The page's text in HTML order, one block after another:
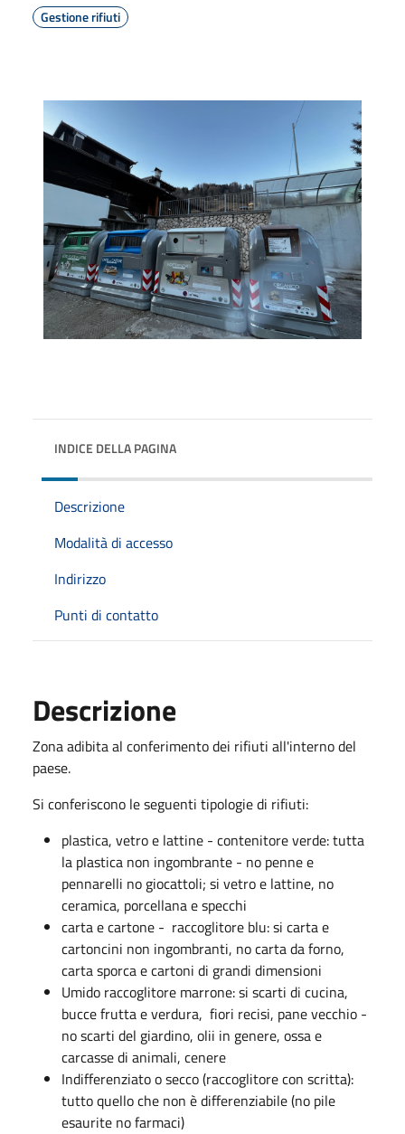
Gestione rifiuti
INDICE DELLA PAGINA
Descrizione
Modalità di accesso
Indirizzo
Punti di contatto
Descrizione
Zona adibita al conferimento dei rifiuti all'interno del
paese.
Si conferiscono le seguenti tipologie di rifiuti:
plastica, vetro e lattine - contenitore verde: tutta
la plastica non ingombrante - no penne e
pennarelli no giocattoli; si vetro e lattine, no
ceramica, porcellana e specchi
carta e cartone - raccoglitore blu: si carta e
cartoncini non ingombranti, no carta da forno,
carta sporca e cartoni di grandi dimensioni
Umido raccoglitore marrone: si scarti di cucina,
bucce frutta e verdura, fiori recisi, pane vecchio -
no scarti del giardino, olii in genere, ossa e
carcasse di animali, cenere
Indifferenziato o secco (raccoglitore con scritta):
tutto quello che non è differenziabile (no pile
esaurite no farmaci)